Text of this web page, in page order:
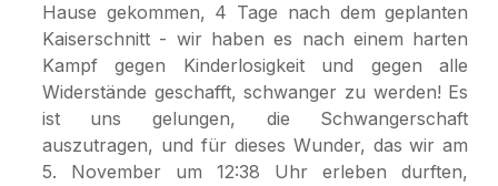
Hause gekommen, 4 Tage nach dem geplanten
Kaiserschnitt - wir haben es nach einem harten
Kampf gegen Kinderlosigkeit und gegen alle
Widerstände geschafft, schwanger zu werden! Es
ist uns gelungen, die Schwangerschaft
auszutragen, und für dieses Wunder, das wir am
5. November um 12:38 Uhr erleben durften,